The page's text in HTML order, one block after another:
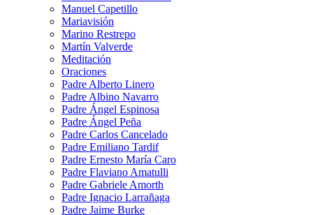
Manuel Capetillo
Mariavisión
Marino Restrepo
Martín Valverde
Meditación
Oraciones
Padre Alberto Linero
Padre Albino Navarro
Padre Ángel Espinosa
Padre Ángel Peña
Padre Carlos Cancelado
Padre Emiliano Tardif
Padre Ernesto María Caro
Padre Flaviano Amatulli
Padre Gabriele Amorth
Padre Ignacio Larrañaga
Padre Jaime Burke